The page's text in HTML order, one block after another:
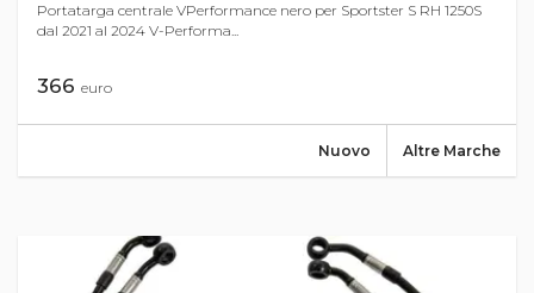
Portatarga centrale VPerformance nero per Sportster S RH 1250S
dal 2021 al 2024 V-Performa...
366 euro
Altre Marche
Nuovo